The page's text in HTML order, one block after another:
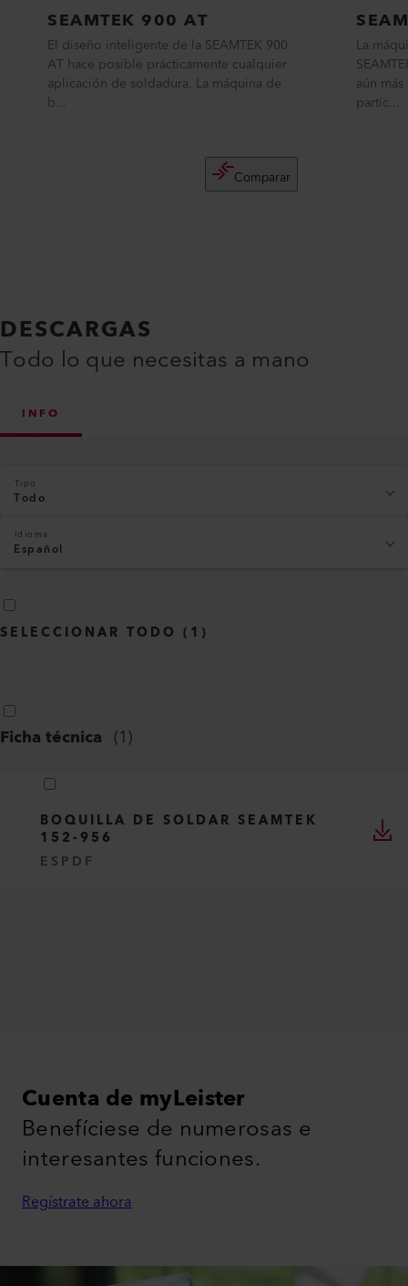
SEAMTEK 900 AT
El diseño inteligente de la SEAMTEK 900
AT hace posible prácticamente cualquier
aplicación de soldadura. La máquina de
b...
Comparar
La
aún
partic...
DESCARGAS
Todo lo que necesitas a mano
INFO
Tipo
Todo
Idioma
Español
SELECCIONAR TODO ( 1 )
Ficha técnica (1)
BOQUILLA DE SOLDAR SEAMTEK
152-956
ES PDF
Cuenta de myLeister
Benefíciese de numerosas e
interesantes funciones.
Regístrate ahora